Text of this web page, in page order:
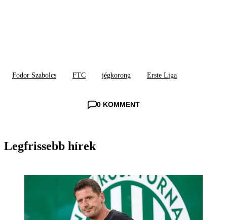
Fodor Szabolcs FTC jégkorong Erste Liga
0 KOMMENT
Legfrissebb hírek